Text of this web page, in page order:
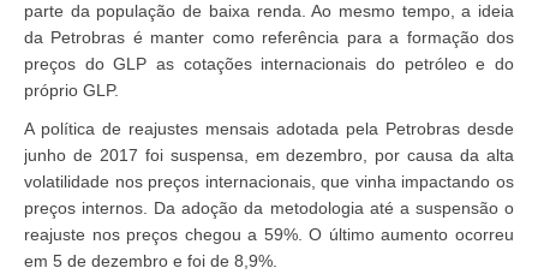
parte da população de baixa renda. Ao mesmo tempo, a ideia
da Petrobras é manter como referência para a formação dos
preços do GLP as cotações internacionais do petróleo e do
próprio GLP.
A política de reajustes mensais adotada pela Petrobras desde
junho de 2017 foi suspensa, em dezembro, por causa da alta
volatilidade nos preços internacionais, que vinha impactando os
preços internos. Da adoção da metodologia até a suspensão o
reajuste nos preços chegou a 59%. O último aumento ocorreu
em 5 de dezembro e foi de 8,9%.